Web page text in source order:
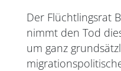
Der Flüchtlingsrat
nimmt den Tod
um ganz